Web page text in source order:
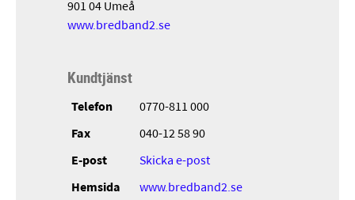
901 04 Umeå
www.bredband2.se
Kundtjänst
Telefon 0770-811 000
Fax 040-12 58 90
E-post Skicka e-post
Hemsida www.bredband2.se